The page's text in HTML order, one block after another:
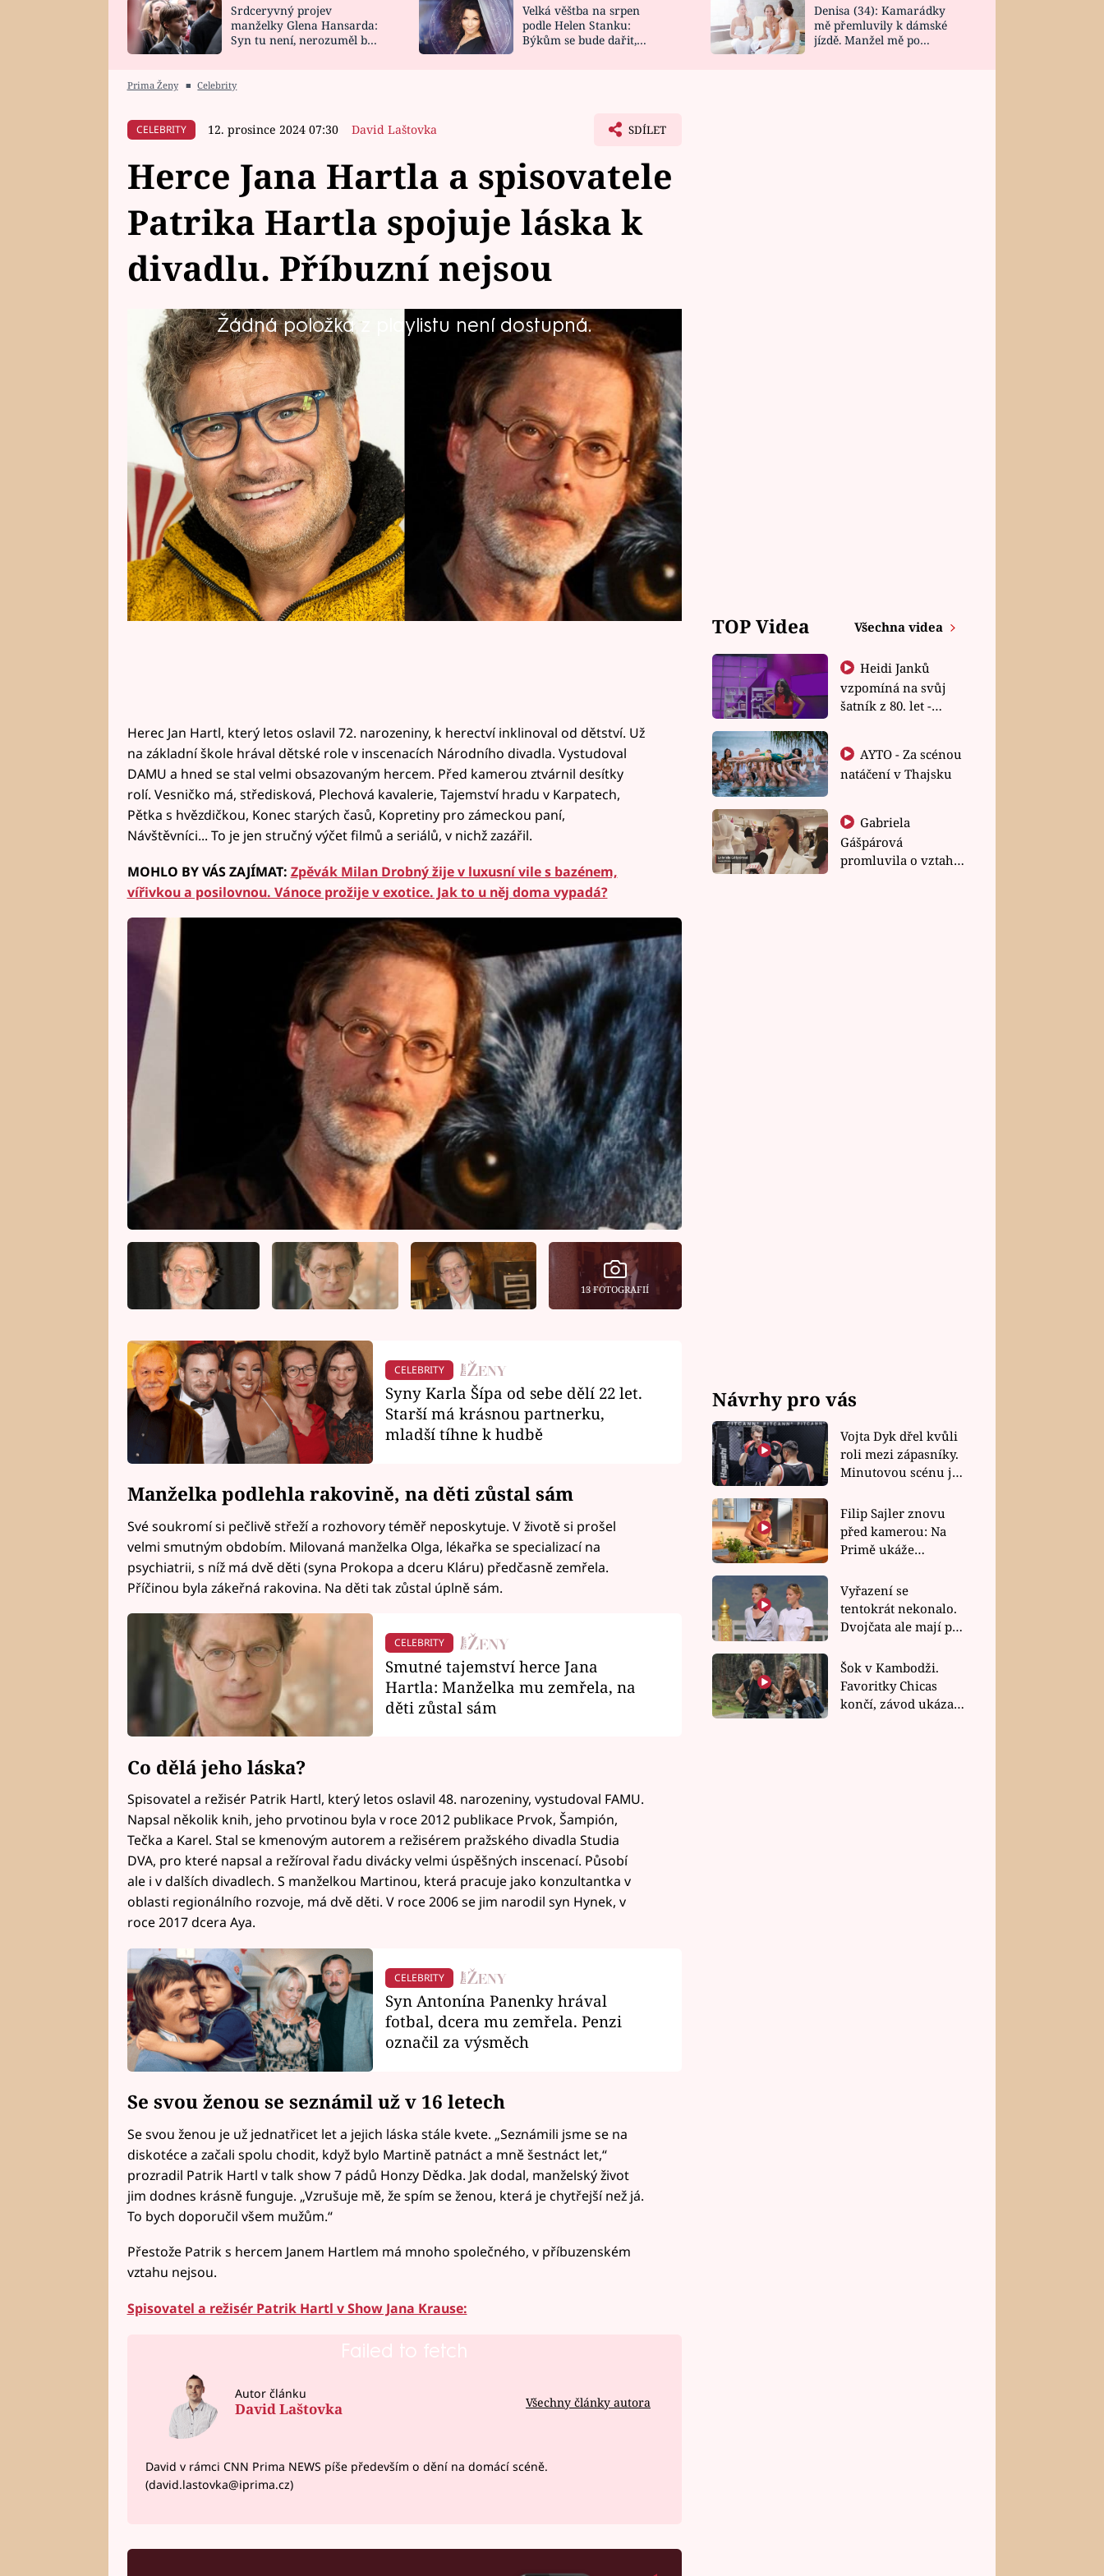
HOROSKOP NA
CELEBRITY
VAŘENÍ
NOVINKY
VIDEORECEPTY
DESIGN
Srdceryvný projev
manželky Glena Hansarda:
Syn tu není, nerozuměl by
Velká věštba na srpen
podle Helen Stanku:
Býkům se bude dařit,
Denisa (34): Kamarádky
mě přemluvily k dámské
jízdě. Manžel mě po
Prima Ženy ■ Celebrity
CELEBRITY 12. prosince 2024 07:30 David Laštovka SDÍLET
Herce Jana Hartla a spisovatele
Patrika Hartla spojuje láska k
divadlu. Příbuzní nejsou
Žádná položka z playlistu není dostupná.
Podobné typy, narození v měsíci září, jeden desátého, druhý
dvanáctého, jsou otcové dvou dětí, syna a dcery, oba si zvolili
uměleckou profesi, ve které jsou úspěšní. Herec Jan Hartl a o
čtyřiadvacet let mladší spisovatel a režisér Patrik Hartl mají mnoho
společného. Spojuje je také příbuzenský vztah?
Herec Jan Hartl, který letos oslavil 72. narozeniny, k herectví inklinoval od dětství. Už
na základní škole hrával dětské role v inscenacích Národního divadla. Vystudoval
DAMU a hned se stal velmi obsazovaným hercem. Před kamerou ztvárnil desítky
rolí. Vesničko má, středisková, Plechová kavalerie, Tajemství hradu v Karpatech,
Pětka s hvězdičkou, Konec starých časů, Kopretiny pro zámeckou paní,
Návštěvníci... To je jen stručný výčet filmů a seriálů, v nichž zazářil.
MOHLO BY VÁS ZAJÍMAT: Zpěvák Milan Drobný žije v luxusní vile s bazénem,
vířivkou a posilovnou. Vánoce prožije v exotice. Jak to u něj doma vypadá?
13 FOTOGRAFIÍ
CELEBRITY
Syny Karla Šípa od sebe dělí 22 let.
Starší má krásnou partnerku,
mladší tíhne k hudbě
Manželka podlehla rakovině, na děti zůstal sám
Své soukromí si pečlivě střeží a rozhovory téměř neposkytuje. V životě si prošel
velmi smutným obdobím. Milovaná manželka Olga, lékařka se specializací na
psychiatrii, s níž má dvě děti (syna Prokopa a dceru Kláru) předčasně zemřela.
Příčinou byla zákeřná rakovina. Na děti tak zůstal úplně sám.
CELEBRITY
Smutné tajemství herce Jana
Hartla: Manželka mu zemřela, na
děti zůstal sám
Co dělá jeho láska?
Spisovatel a režisér Patrik Hartl, který letos oslavil 48. narozeniny, vystudoval FAMU.
Napsal několik knih, jeho prvotinou byla v roce 2012 publikace Prvok, Šampión,
Tečka a Karel. Stal se kmenovým autorem a režisérem pražského divadla Studia
DVA, pro které napsal a režíroval řadu divácky velmi úspěšných inscenací. Působí
ale i v dalších divadlech. S manželkou Martinou, která pracuje jako konzultantka v
oblasti regionálního rozvoje, má dvě děti. V roce 2006 se jim narodil syn Hynek, v
roce 2017 dcera Aya.
CELEBRITY
Syn Antonína Panenky hrával
fotbal, dcera mu zemřela. Penzi
označil za výsměch
Se svou ženou se seznámil už v 16 letech
Se svou ženou je už jednatřicet let a jejich láska stále kvete. „Seznámili jsme se na
diskotéce a začali spolu chodit, když bylo Martině patnáct a mně šestnáct let,“
prozradil Patrik Hartl v talk show 7 pádů Honzy Dědka. Jak dodal, manželský život
jim dodnes krásně funguje. „Vzrušuje mě, že spím se ženou, která je chytřejší než já.
To bych doporučil všem mužům.“
Přestože Patrik s hercem Janem Hartlem má mnoho společného, v příbuzenském
vztahu nejsou.
Spisovatel a režisér Patrik Hartl v Show Jana Krause:
Failed to fetch
Autor článku
David Laštovka Všechny články autora
David v rámci CNN Prima NEWS píše především o dění na domácí scéně.
(david.lastovka@iprima.cz)
TOP Videa Všechna videa
Heidi Janků
vzpomíná na svůj
šatník z 80. let -
natáčení v Thajsku
Gabriela
Gášpárová
promluvila o vztahu
Návrhy pro vás
Vojta Dyk dřel kvůli
roli mezi zápasníky.
Minutovou scénu jel
Filip Sajler znovu
před kamerou: Na
Primě ukáže
rychlé recepty
Vyřazení se
tentokrát nekonalo.
Dvojčata ale mají po
závodu nůž na krku
Šok v Kambodži.
Favoritky Chicas
končí, závod ukázal